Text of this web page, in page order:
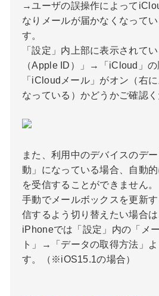
→ユーザの誤操作によって
なりメールが届かなくなって
す。
「設定」内上部に表示されて
（Apple ID）」→「iCloud」の
「iCloudメール」がオン（右
なっている）かどうかご確認く
また、利用中のデバイスのデ
動」になっている場合、自動
を受信することができません。
手動でメールボックスを更新
信するよう切り替えたい場合は
iPhoneでは「設定」内の「メ
ト」→「データの取得方法」
す。（※iOS15.1の場合）